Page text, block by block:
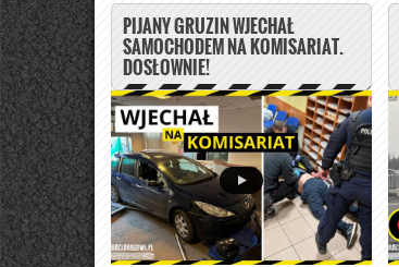
PIJANY GRUZIN WJECHAŁ
SAMOCHODEM NA KOMISARIAT.
DOSŁOWNIE!